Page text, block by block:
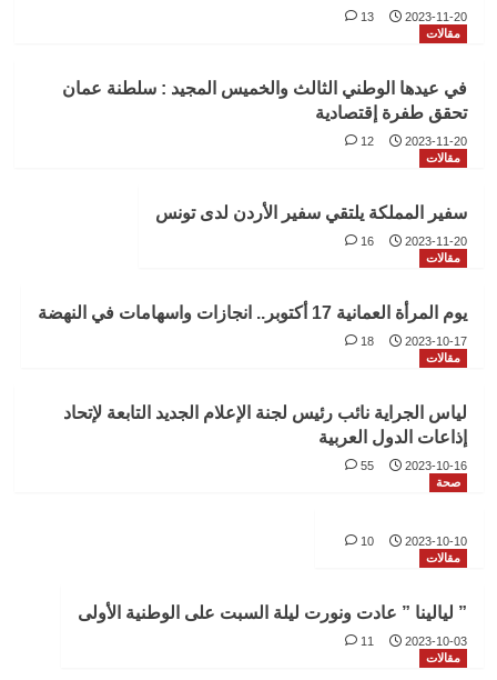
2023-11-20
13
مقالات
في عيدها الوطني الثالث والخميس المجيد : سلطنة عمان
تحقق طفرة إقتصادية
2023-11-20
12
مقالات
سفير المملكة يلتقي سفير الأردن لدى تونس
2023-11-20
16
مقالات
يوم المرأة العمانية 17 أكتوبر.. انجازات واسهامات في النهضة
2023-10-17
18
مقالات
لياس الجراية نائب رئيس لجنة الإعلام الجديد التابعة لإتحاد
إذاعات الدول العربية
2023-10-16
55
صحة
2023-10-10
10
مقالات
” ليالينا ” عادت ونورت ليلة السبت على الوطنية الأولى
2023-10-03
11
مقالات